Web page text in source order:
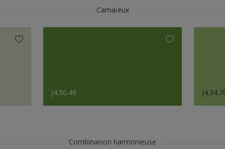
Camaïeux
J4.50.49
Combinaison harmonieuse